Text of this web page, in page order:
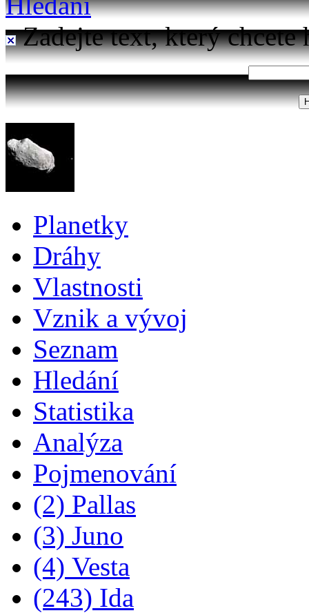
Zadejte text, který chcete
Planetky
Dráhy
Vlastnosti
Vznik a vývoj
Seznam
Hledání
Statistika
Analýza
Pojmenování
(2) Pallas
(3) Juno
(4) Vesta
(243) Ida